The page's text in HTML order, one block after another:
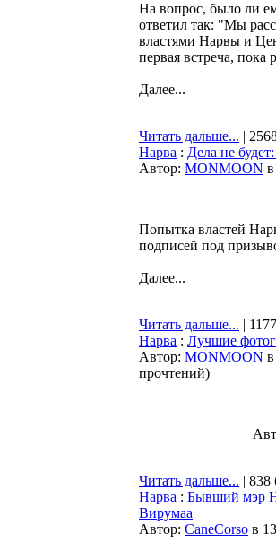
На вопрос, было ли
ответил так: "Мы
властями Нарвы и
первая встреча, пока
Далее...
Читать дальше... |
Нарва : Дела не
Автор: MONMOON
Попытка властей
подписей под
Далее...
Читать дальше... |
Нарва : Лучшие
Автор: MONMOON
прочтений)
Читать дальше... | 838
Нарва : Бывший мэр
Вирумаа
Автор: CaneCorso в